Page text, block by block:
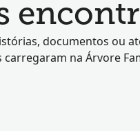
documentos ou
na Árvore